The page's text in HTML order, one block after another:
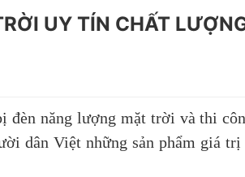
UY TÍN CHẤT
năng lượng mặt trời và thi
dân Việt những sản phẩm giá